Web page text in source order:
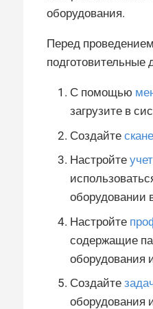
оборудования.
Перед
подготовительные
С помощью
загрузите в
Создайте
Настройте
оборудовании
Настройте
содержащие
оборудования
Создайте
оборудования